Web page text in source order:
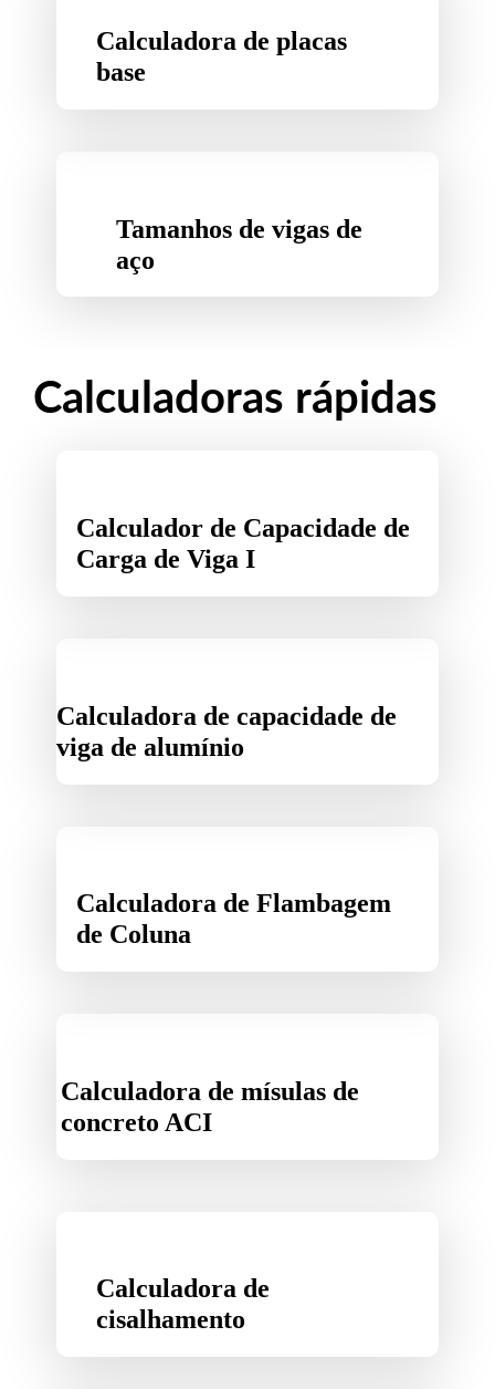
Calculadora de placas
base
Tamanhos de vigas de
aço
Calculadoras rápidas
Calculador de Capacidade de
Carga de Viga I
Calculadora de capacidade de
viga de alumínio
Calculadora de Flambagem
de Coluna
Calculadora de mísulas de
concreto ACI
Calculadora de
cisalhamento